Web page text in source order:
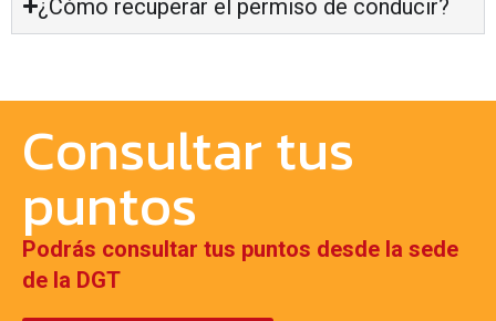
¿Cómo recuperar el permiso de conducir?
Consultar tus
puntos
Podrás consultar tus puntos desde la sede
de la DGT